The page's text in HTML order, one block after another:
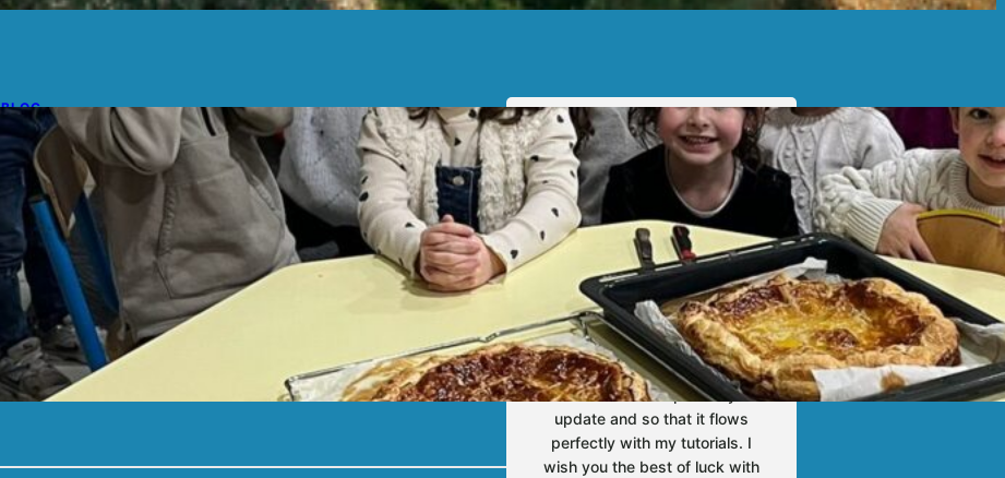
BLOG
👑🥧 Les MS et CP fêtent les rois ! 🎉✨
13/02/2026
Les MS et les CP ont confectionné de délicieuses galettes
des rois à la frangipane et à la…
Tyler Moore
Hello, my name is Tyler Moore
and with the help of many
people I made this template. I
made it so it is super easy to
update and so that it flows
perfectly with my tutorials. I
wish you the best of luck with